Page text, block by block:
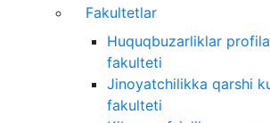
Fakultetlar
Huquqbuzarliklar
fakulteti
Jinoyatchilikka qarshi
fakulteti